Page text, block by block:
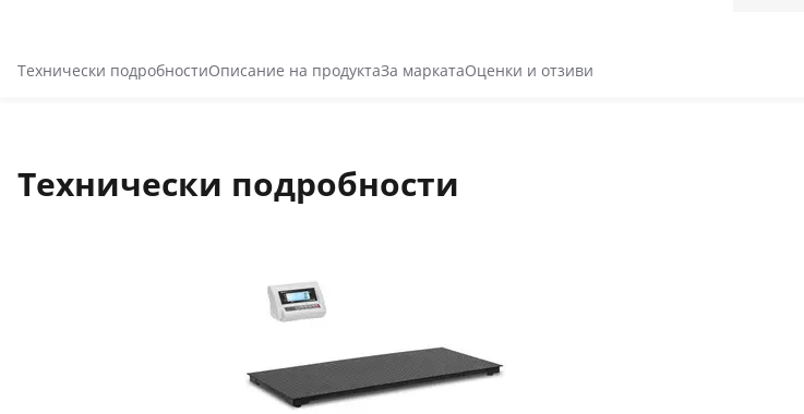
Технически подробностиОписание на продуктаЗа маркатаОценки и отзиви
Технически подробности